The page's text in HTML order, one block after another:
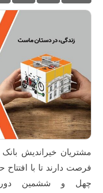
فرصت دارند تا با
چهل و ششمین